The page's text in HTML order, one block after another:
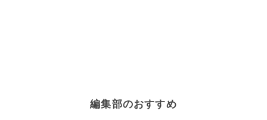
編集部のおすすめ